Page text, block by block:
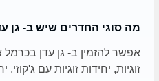
מה סוגי החדרים שיש ב- גן
אפשר להזמין ב- גן עדן בכרמל
זוגיות, יחידות זוגיות עם